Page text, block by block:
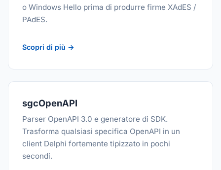
o Windows Hello prima di produrre firme XAdES /
PAdES.
Scopri di più →
sgcOpenAPI
Parser OpenAPI 3.0 e generatore di SDK.
Trasforma qualsiasi specifica OpenAPI in un
client Delphi fortemente tipizzato in pochi
secondi.